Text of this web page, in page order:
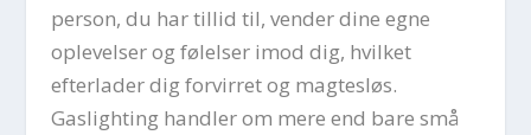
person, du har tillid til, vender dine egne
oplevelser og følelser imod dig, hvilket
efterlader dig forvirret og magtesløs.
Gaslighting handler om mere end bare små